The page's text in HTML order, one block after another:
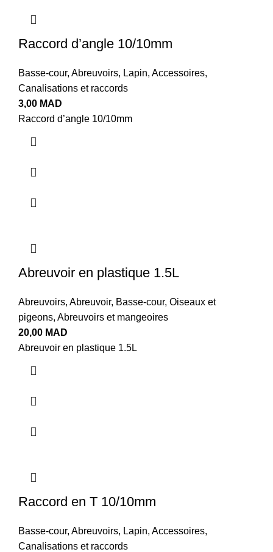
Raccord d’angle 10/10mm
Basse-cour, Abreuvoirs, Lapin, Accessoires,
Canalisations et raccords
3,00 MAD
Raccord d’angle 10/10mm
Abreuvoir en plastique 1.5L
Abreuvoirs, Abreuvoir, Basse-cour, Oiseaux et
pigeons, Abreuvoirs et mangeoires
20,00 MAD
Abreuvoir en plastique 1.5L
Raccord en T 10/10mm
Basse-cour, Abreuvoirs, Lapin, Accessoires,
Canalisations et raccords